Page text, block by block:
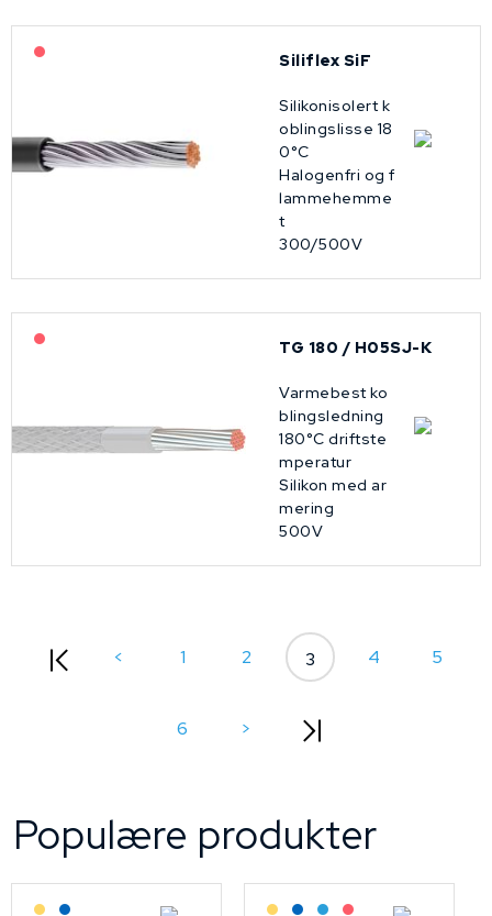
Siliflex SiF
Silikonisolert k
oblingslisse 18
0°C
Halogenfri og f
lammehemme
t
300/500V
TG 180 / H05SJ-K
Varmebest ko
blingsledning
180°C driftste
mperatur
Silikon med ar
mering
500V
< 1 2 3 4 5
6 >
Populære produkter
Lagerført: Grossist
Lagerført: NEK Kabel Lagerført: Grossist
Lagerført: NEK Kabel
Bestilling: 2-3 uker
På forespørsel